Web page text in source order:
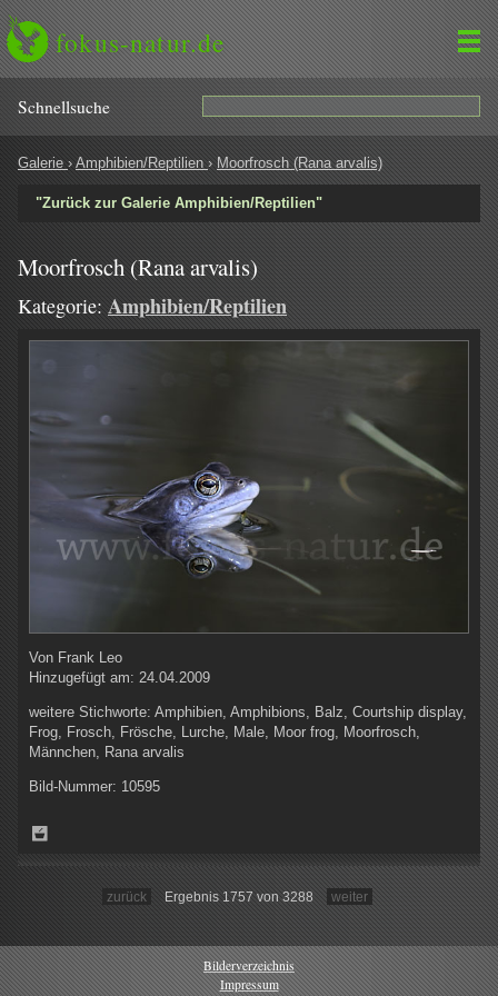
fokus-natur.de
Schnell­suche
Galerie › Amphibien/Reptilien › Moorfrosch (Rana arvalis)
"Zurück zur Galerie Amphibien/Reptilien"
Moorfrosch (Rana arvalis)
Kategorie: Amphibien/Reptilien
Von Frank Leo
Hinzugefügt am: 24.04.2009
weitere Stichworte: Amphibien, Amphibions, Balz, Courtship display,
Frog, Frosch, Frösche, Lurche, Male, Moor frog, Moorfrosch,
Männchen, Rana arvalis
Bild-Nummer: 10595
zurück Ergebnis 1757 von 3288 weiter
Bilderverzeichnis
Impressum